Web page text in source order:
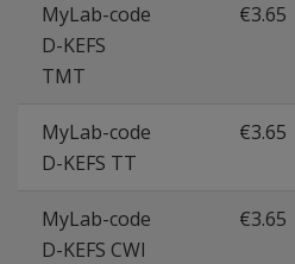
MyLab-code
D-KEFS
TMT
€3.65
MyLab-code
D-KEFS TT
€3.65
MyLab-code
D-KEFS CWI
€3.65